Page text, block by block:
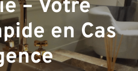
– Votre
en Cas